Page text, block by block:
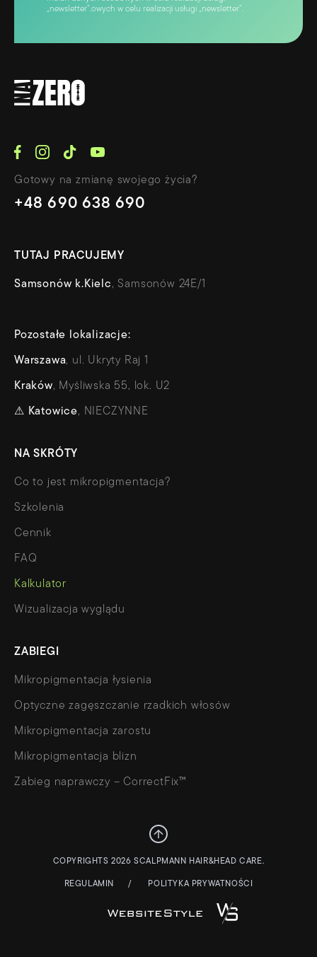
„newsletter”.owych w celu realizacji usługi „newsletter”.
Gotowy na zmianę swojego życia?
+48 690 638 690
TUTAJ PRACUJEMY
Samsonów k.Kielc, Samsonów 24E/1
Pozostałe lokalizacje:
Warszawa, ul. Ukryty Raj 1
Kraków, Myśliwska 55, lok. U2
⚠ Katowice, NIECZYNNE
NA SKRÓTY
Co to jest mikropigmentacja?
Szkolenia
Cennik
FAQ
Kalkulator
Wizualizacja wyglądu
ZABIEGI
Mikropigmentacja łysienia
Optyczne zagęszczanie rzadkich włosów
Mikropigmentacja zarostu
Mikropigmentacja blizn
Zabieg naprawczy – CorrectFix™
COPYRIGHTS 2026 SCALPMANN HAIR&HEAD CARE.
REGULAMIN POLITYKA PRYWATNOŚCI